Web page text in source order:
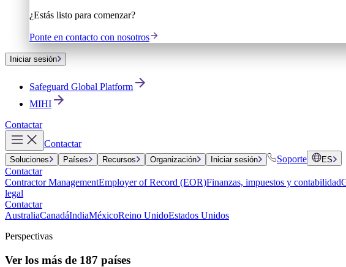
¿Estás listo para comenzar?
Ponte en contacto con nosotros
Iniciar sesión
Safeguard Global Platform
MIHI
Contactar
Contactar
Soluciones Países Recursos Organización Iniciar sesión Soporte ES
Contactar
Contractor ManagementEmployer of Record (EOR)Finanzas, impuestos y contabilidad
legal
Contactar
AustraliaCanadáIndiaMéxicoReino UnidoEstados Unidos
Perspectivas
Ver los más de 187 países